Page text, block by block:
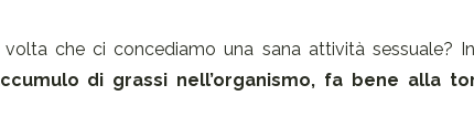
che ci concediamo una sana attività sessuale?
di grassi nell’organismo, fa bene alla